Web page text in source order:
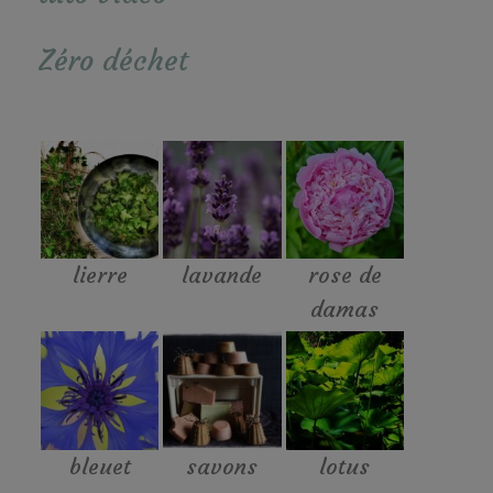
Zéro déchet
lierre lavande
rose de
damas
bleuet savons lotus